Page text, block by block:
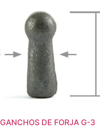
GANCHOS DE FORJA G-3